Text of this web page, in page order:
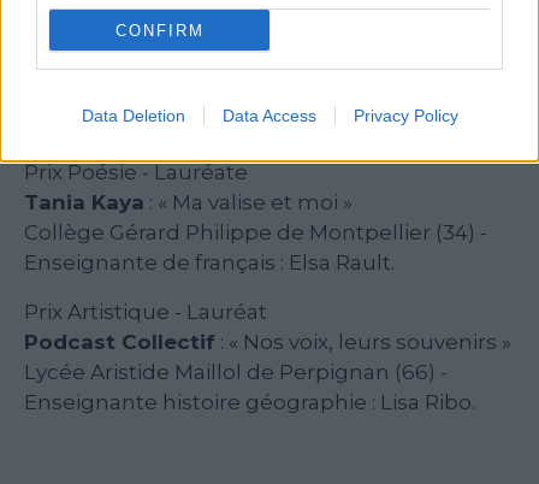
CONFIRM
Data Deletion Data Access Privacy Policy
Perine Trousy: « Ici »
Enseignante d’espagnol : Olivia Garcia.
Prix Poésie - Lauréate
Tania Kaya : « Ma valise et moi »
Collège Gérard Philippe de Montpellier (34) -
Enseignante de français : Elsa Rault.
Prix Artistique - Lauréat
Podcast Collectif : « Nos voix, leurs souvenirs »
Lycée Aristide Maillol de Perpignan (66) -
Enseignante histoire géographie : Lisa Ribo.